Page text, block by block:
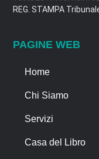
REG. STAMPA
PAGINE WEB
Home
Chi Siamo
Servizi
Casa del Libro